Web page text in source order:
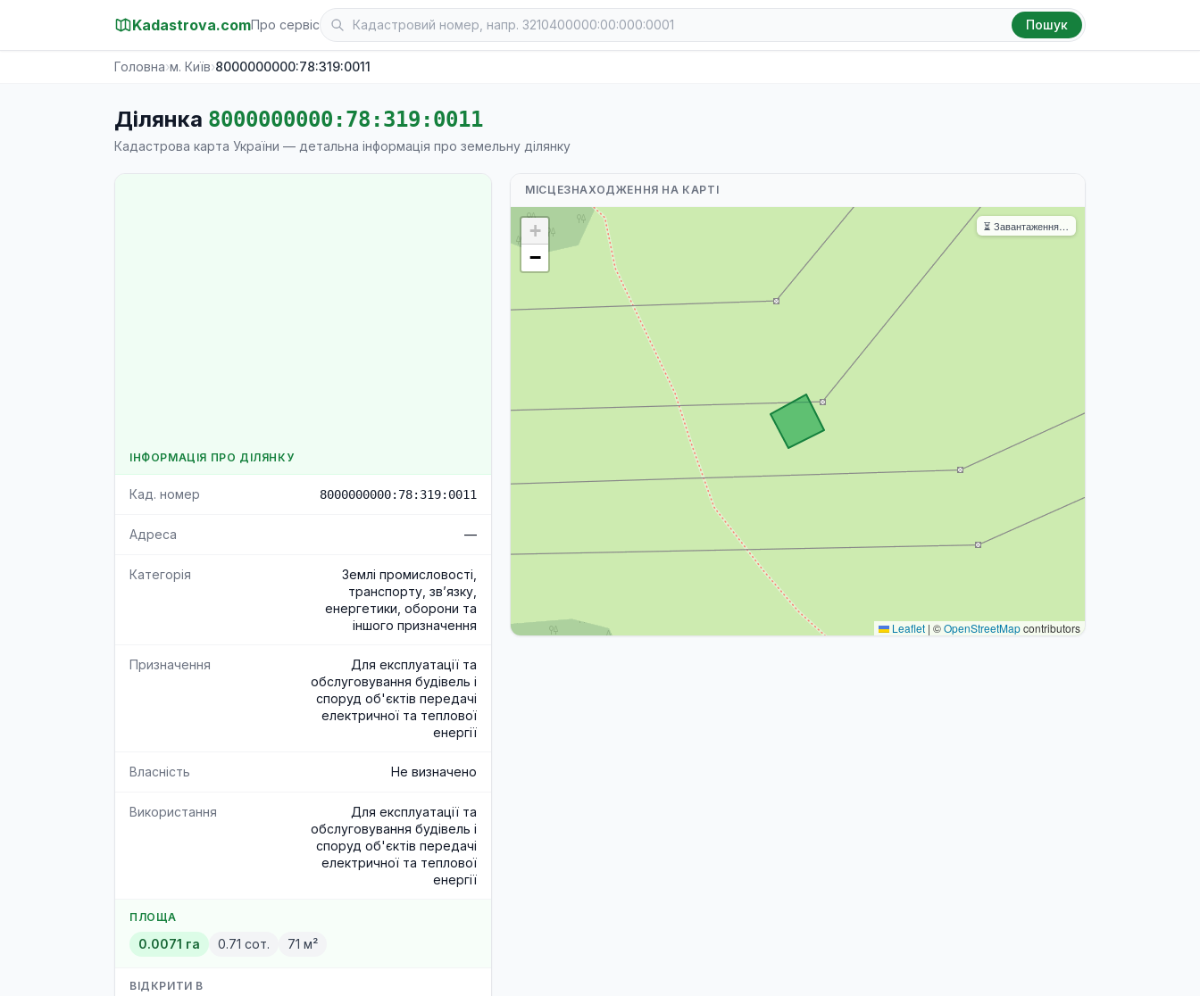
Kadastrova.comПро сервіс Пошук
Головна›м. Київ›8000000000:78:319:0011
Ділянка 8000000000:78:319:0011
Кадастрова карта України — детальна інформація про земельну ділянку
ІНФОРМАЦІЯ ПРО ДІЛЯНКУ
Кад. номер 8000000000:78:319:0011
Адреса —
Категорія
Землі промисловості,
транспорту, зв’язку,
енергетики, оборони та
іншого призначення
Призначення
Для експлуатації та
обслуговування будівель і
споруд об'єктів передачі
електричної та теплової
енергії
Власність Не визначено
Використання
Для експлуатації та
обслуговування будівель і
споруд об'єктів передачі
електричної та теплової
енергії
ПЛОЩА
0.0071 га 0.71 сот. 71 м²
ВІДКРИТИ В
МІСЦЕЗНАХОДЖЕННЯ НА КАРТІ
+
−
⏳ Завантаження…
Leaflet | ©OpenStreetMapcontributors